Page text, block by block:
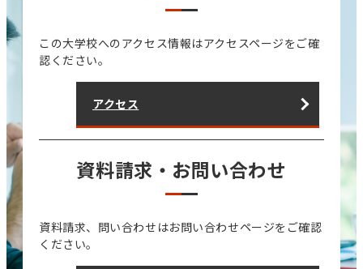
この大学校へのアクセス情報はアクセスページをご確
認ください。
アクセス
資料請求・お問い合わせ
資料請求、問い合わせはお問い合わせページをご確認
ください。